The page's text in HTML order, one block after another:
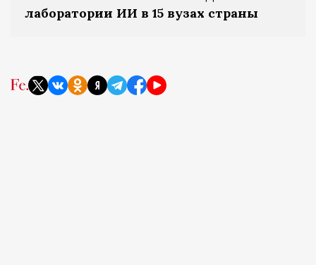
лаборатории ИИ в 15 вузах страны